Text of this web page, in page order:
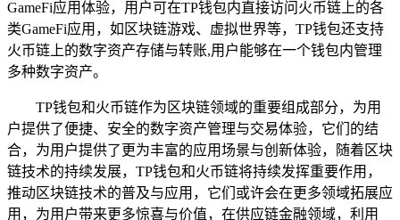
GameFi应用体验，用户可在TP钱包内直接访问火币链上的各
类GameFi应用，如区块链游戏、虚拟世界等，TP钱包还支持
火币链上的数字资产存储与转账,用户能够在一个钱包内管理
多种数字资产。
TP钱包和火币链作为区块链领域的重要组成部分，为用
户提供了便捷、安全的数字资产管理与交易体验，它们的结
合，为用户提供了更为丰富的应用场景与创新体验，随着区块
链技术的持续发展，TP钱包和火币链将持续发挥重要作用，
推动区块链技术的普及与应用，它们或许会在更多领域拓展应
用，为用户带来更多惊喜与价值，在供应链金融领域，利用